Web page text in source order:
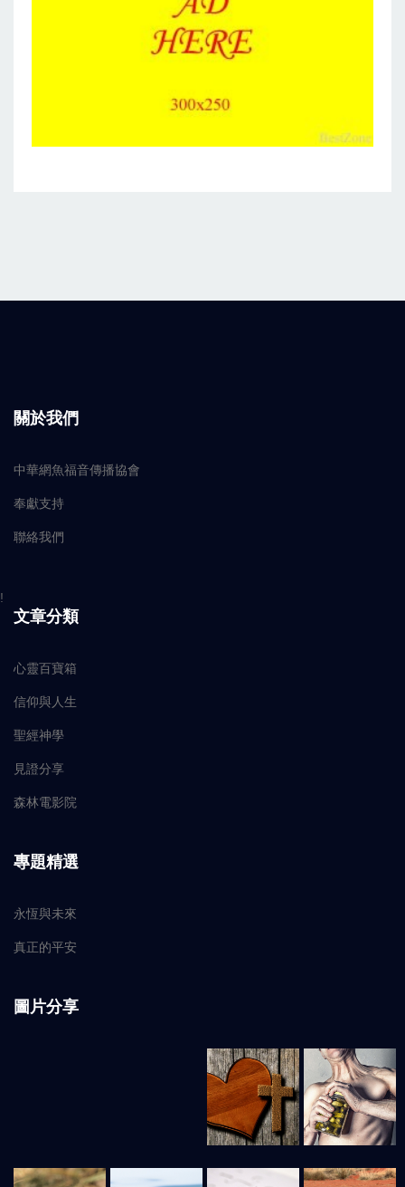
關於我們
中華網魚福音傳播協會
奉獻支持
聯絡我們
!
文章分類
心靈百寶箱
信仰與人生
聖經神學
見證分享
森林電影院
專題精選
永恆與未來
真正的平安
圖片分享